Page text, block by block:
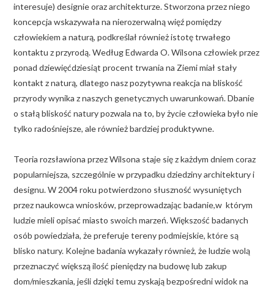
interesuje) designie oraz architekturze. Stworzona przez niego
koncepcja wskazywała na nierozerwalną więź pomiędzy
człowiekiem a naturą, podkreślał również istotę trwałego
kontaktu z przyrodą. Według Edwarda O. Wilsona człowiek przez
ponad dziewięćdziesiąt procent trwania na Ziemi miał stały
kontakt z naturą, dlatego nasz pozytywna reakcja na bliskość
przyrody wynika z naszych genetycznych uwarunkowań. Dbanie
o stałą bliskość natury pozwala na to, by życie człowieka było nie
tylko radośniejsze, ale również bardziej produktywne.
Teoria rozsławiona przez Wilsona staje się z każdym dniem coraz
popularniejsza, szczególnie w przypadku dziedziny architektury i
designu. W 2004 roku potwierdzono słuszność wysuniętych
przez naukowca wniosków, przeprowadzając badanie,w którym
ludzie mieli opisać miasto swoich marzeń. Większość badanych
osób powiedziała, że preferuje tereny podmiejskie, które są
blisko natury. Kolejne badania wykazały również, że ludzie wolą
przeznaczyć większą ilość pieniędzy na budowę lub zakup
dom/mieszkania, jeśli dzięki temu zyskają bezpośredni widok na